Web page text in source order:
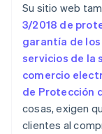
Su sitio web
3/2018 de
garantía de
servicios de la
comercio
de Protección
cosas, exigen
clientes al